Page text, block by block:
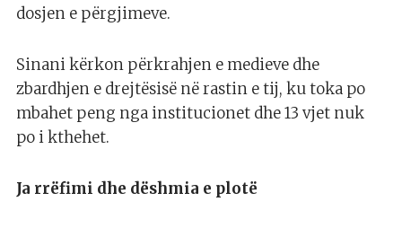
dosjen e përgjimeve.
Sinani kërkon përkrahjen e medieve dhe
zbardhjen e drejtësisë në rastin e tij, ku toka po
mbahet peng nga institucionet dhe 13 vjet nuk
po i kthehet.
Ja rrëfimi dhe dëshmia e plotë